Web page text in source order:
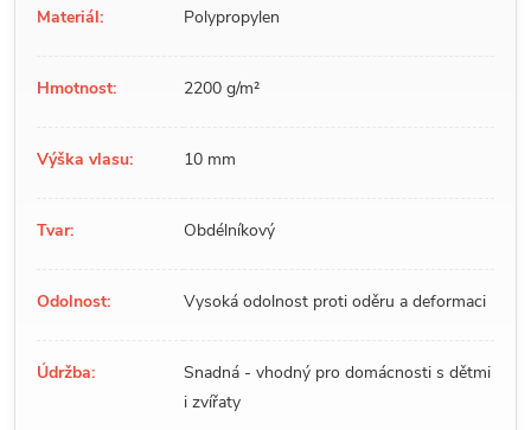
Materiál: Polypropylen
Hmotnost: 2200 g/m²
Výška vlasu: 10 mm
Tvar: Obdélníkový
Odolnost: Vysoká odolnost proti oděru a deformaci
Údržba:
Snadná - vhodný pro domácnosti s dětmi
i zvířaty